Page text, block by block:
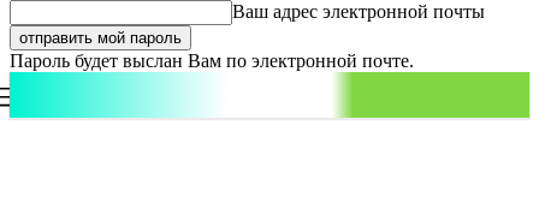
Ваш адрес электронной почты
Пароль будет выслан Вам по электронной почте.